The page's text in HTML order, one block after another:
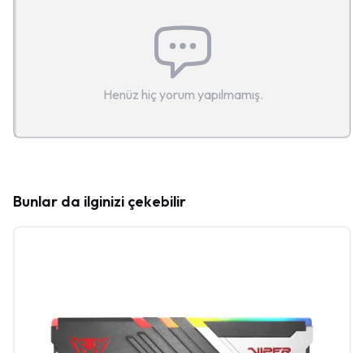
Henüz hiç yorum yapılmamış.
Bunlar da ilginizi çekebilir